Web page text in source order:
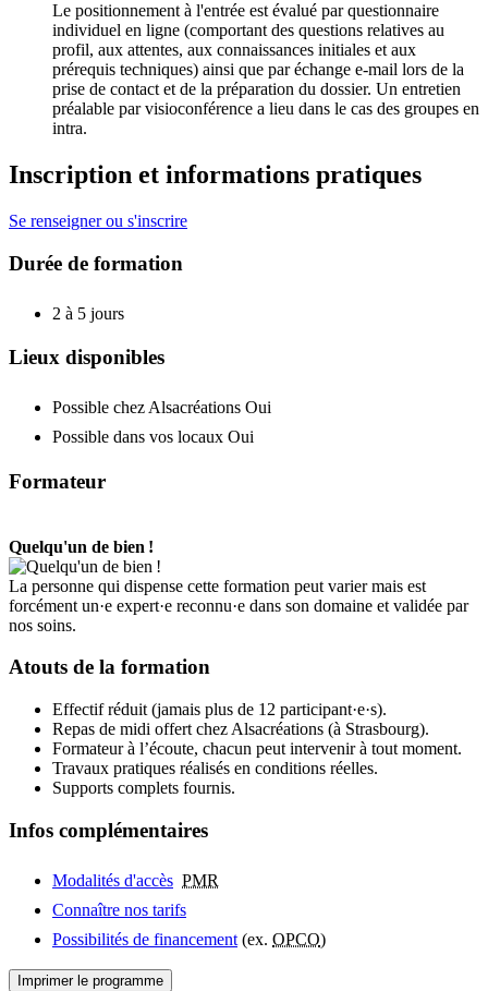
Le positionnement à l'entrée est évalué par questionnaire
individuel en ligne (comportant des questions relatives au
profil, aux attentes, aux connaissances initiales et aux
prérequis techniques) ainsi que par échange e-mail lors de la
prise de contact et de la préparation du dossier. Un entretien
préalable par visioconférence a lieu dans le cas des groupes en
intra.
Inscription et informations pratiques
Se renseigner ou s'inscrire
Durée de formation
2 à 5 jours
Lieux disponibles
Possible chez Alsacréations Oui
Possible dans vos locaux Oui
Formateur
Quelqu'un de bien !
La personne qui dispense cette formation peut varier mais est
forcément un·e expert·e reconnu·e dans son domaine et validée par
nos soins.
Atouts de la formation
Effectif réduit (jamais plus de 12 participant·e·s).
Repas de midi offert chez Alsacréations (à Strasbourg).
Formateur à l’écoute, chacun peut intervenir à tout moment.
Travaux pratiques réalisés en conditions réelles.
Supports complets fournis.
Infos complémentaires
Modalités d'accès PMR
Connaître nos tarifs
Possibilités de financement (ex. OPCO)
Imprimer le programme